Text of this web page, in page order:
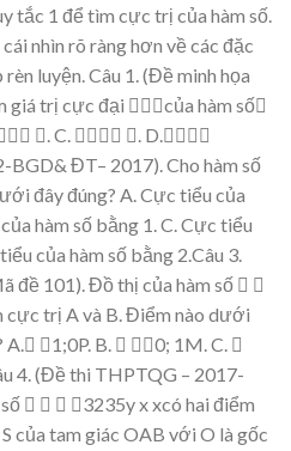
tắc 1 để tìm cực trị của hàm số.
nhìn rõ ràng hơn về các đặc
rèn luyện.Câu 1.(Đề minh họa
giá trị cực đại của hàm số
.C.  . D.
BGD& ĐT– 2017).Cho hàm số
đây đúng? A.Cực tiểu của
ủa hàm số bằng 1.C.Cực tiểu
ểu của hàm số bằng 2.Câu 3.
đề 101).Đồthị của hàm số  
cực trị Avà B. Điểm nào dưới
A. 1;0P. B.  0; 1M.C. 
4.(Đề thi THPTQG – 2017-
ố    3235yxxcó hai điểm
S của tam giác OAB với O là gốc